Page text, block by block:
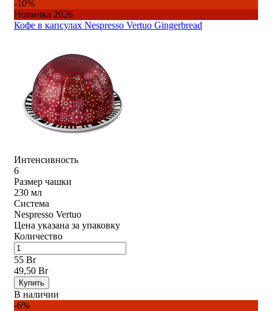
-10%
Новинка 2026
Кофе в капсулах Nespresso Vertuo Gingerbread
Интенсивность
6
Размер чашки
230 мл
Система
Nespresso Vertuo
Цена указана за упаковку
Количество
55 Br
49,50 Br
Купить
В наличии
-6%